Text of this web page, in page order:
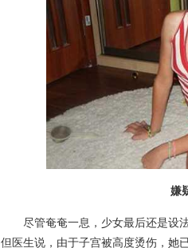
嫌疑
尽管奄奄一息，少女最后还是设法
但医生说，由于子宫被高度烫伤，她